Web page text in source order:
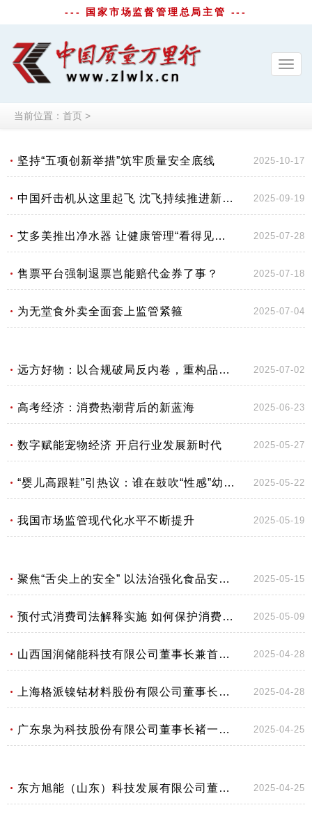
--- 国家市场监督管理总局主管 ---
当前位置： 首页 >
坚持“五项创新举措”筑牢质量安全底线 2025-10-17
中国歼击机从这里起飞 沈飞持续推进新时代装备建设质量管理体系迭代优化 2025-09-19
艾多美推出净水器 让健康管理“看得见、信得过” 2025-07-28
售票平台强制退票岂能赔代金券了事？ 2025-07-18
为无堂食外卖全面套上监管紧箍 2025-07-04
远方好物：以合规破局反内卷，重构品质电商新生态——专访远方好物副总裁程骥 2025-07-02
高考经济：消费热潮背后的新蓝海 2025-06-23
数字赋能宠物经济 开启行业发展新时代 2025-05-27
“婴儿高跟鞋”引热议：谁在鼓吹“性感”幼儿？ 2025-05-22
我国市场监管现代化水平不断提升 2025-05-19
聚焦“舌尖上的安全” 以法治强化食品安全治理 2025-05-15
预付式消费司法解释实施 如何保护消费者权益 2025-05-09
山西国润储能科技有限公司董事长兼首席技术专家孟青：储能行业的机遇与挑战 2025-04-28
上海格派镍钴材料股份有限公司董事长曹栋强：“双碳”浪潮下企业的机遇与担当 2025-04-28
广东泉为科技股份有限公司董事长褚一凡：“双碳”目标下的企业创新与突破 2025-04-25
东方旭能（山东）科技发展有限公司董事长徐赛：“储能先锋”逐梦“双碳”新征程 2025-04-25